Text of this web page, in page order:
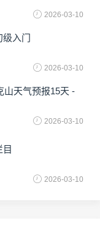
2026-03-10
级入门
2026-03-10
山天气预报15天 -
2026-03-10
2026-03-10